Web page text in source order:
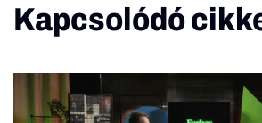
Kapcsolódó